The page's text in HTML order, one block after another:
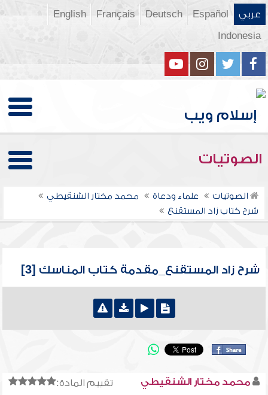
عربي Español
Deutsch
Français
English
Indonesia
الصوتيات
الصوتيات علماء ودعاة
محمد مختار الشنقيطي
شرح كتاب زاد المستقنع
شرح زاد المستقنع_مقدمة كتاب المناسك [3]
تقييم المادة: محمد مختار الشنقيطي